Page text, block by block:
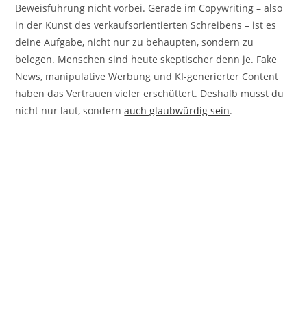
Beweisführung nicht vorbei. Gerade im Copywriting – also
in der Kunst des verkaufsorientierten Schreibens – ist es
deine Aufgabe, nicht nur zu behaupten, sondern zu
belegen. Menschen sind heute skeptischer denn je. Fake
News, manipulative Werbung und KI-generierter Content
haben das Vertrauen vieler erschüttert. Deshalb musst du
nicht nur laut, sondernauch glaubwürdig sein.